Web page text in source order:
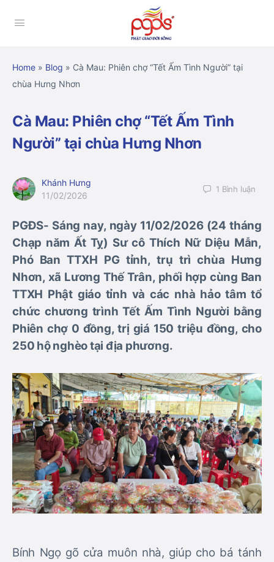
Home » Blog » Cà Mau: Phiên chợ “Tết Ấm Tình Người” tại
chùa Hưng Nhơn
Cà Mau: Phiên chợ “Tết Ấm Tình
Người” tại chùa Hưng Nhơn
Khánh Hưng
11/02/2026
1 Bình luận
PGĐS- Sáng nay, ngày 11/02/2026 (24 tháng
Chạp năm Ất Tỵ) Sư cô Thích Nữ Diệu Mẫn,
Phó Ban TTXH PG tỉnh, trụ trì chùa Hưng
Nhơn, xã Lương Thế Trân, phối hợp cùng Ban
TTXH Phật giáo tỉnh và các nhà hảo tâm tổ
chức chương trình Tết Ấm Tình Người bằng
Phiên chợ 0 đồng, trị giá 150 triệu đồng, cho
250 hộ nghèo tại địa phương.
Bính Ngọ gõ cửa muôn nhà, giúp cho bá tánh